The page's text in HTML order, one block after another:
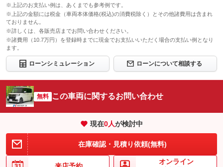
※上記のお支払い例は、あくまでも参考例です。
※上記の金額には税金（車両本体価格(税込)の消費税除く）とその他諸費用は含まれ
ておりません。
※詳しくは、各販売店までお問い合わせください。
※諸費用（10.7万円）を登録時までに現金でお支払いいただく場合の支払い例となり
ます。
ローンシミュレーション ローンについて相談する
無料 この車両に関するお問い合わせ
現在0人が検討中
在庫確認・見積り依頼(無料)
オンライン